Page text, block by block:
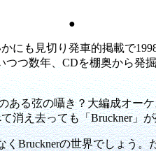
●
も見切り発車的掲載で
つ数年、CDを棚奥から発
る弦の囁き？大編成オー
消え去っても「Bruckner」
Brucknerの世界でしょう。